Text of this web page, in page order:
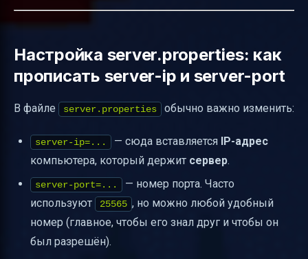
Настройка server.properties: как
прописать server-ip и server-port
В файле server.properties обычно важно изменить:
server-ip=... — сюда вставляется IP-адрес
компьютера, который держит сервер.
server-port=...
— номер порта. Часто
используют
25565 , но можно любой удобный
номер (главное, чтобы его знал друг и чтобы он
был разрешён).